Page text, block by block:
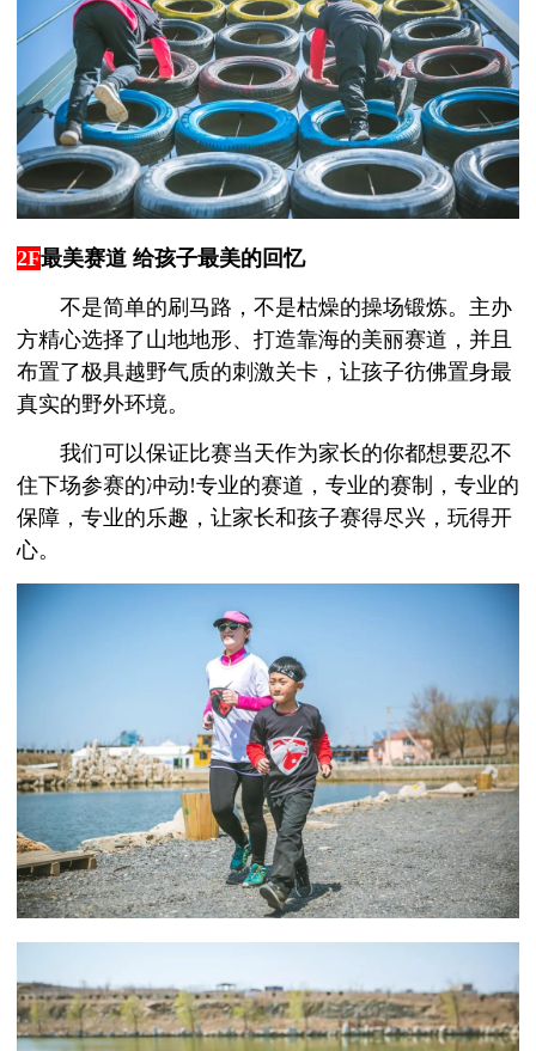
2F最美赛道 给孩子最美的回忆
不是简单的刷马路，不是枯燥的操场锻炼。主办
方精心选择了山地地形、打造靠海的美丽赛道，并且
布置了极具越野气质的刺激关卡，让孩子彷佛置身最
真实的野外环境。
我们可以保证比赛当天作为家长的你都想要忍不
住下场参赛的冲动!专业的赛道，专业的赛制，专业的
保障，专业的乐趣，让家长和孩子赛得尽兴，玩得开
心。